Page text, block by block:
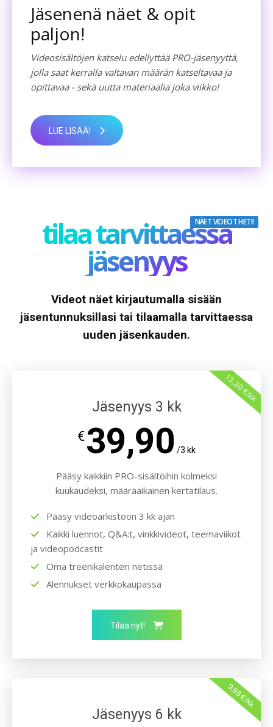
Jäsenenä näet & opit
paljon!
Videosisältöjen katselu edellyttää PRO-jäsenyyttä,
jolla saat kerralla valtavan määrän katseltavaa ja
opittavaa - sekä uutta materiaalia joka viikko!
LUE LISÄÄ!
tilaa tarvittaessa
jäsenyys
NÄET VIDEOT HETI!
Videot näet kirjautumalla sisään
jäsentunnuksillasi tai tilaamalla tarvittaessa
uuden jäsenkauden.
13,30 €/kk
Jäsenyys 3 kk
€39,90 /3 kk
Pääsy kaikkiin PRO-sisältöihin kolmeksi
kuukaudeksi, määräaikainen kertatilaus.
Pääsy videoarkistoon 3 kk ajan
Kaikki luennot, Q&A:t, vinkkivideot, teemaviikot
ja videopodcastit
Oma treenikalenteri netissä
Alennukset verkkokaupassa
Tilaa nyt!
9,98 €/kk
Jäsenyys 6 kk